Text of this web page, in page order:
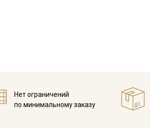
Нет ограничений
по минимальному заказу